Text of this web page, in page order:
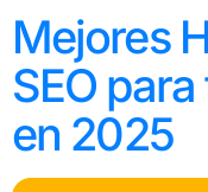
Mejores
SEO
en 2025